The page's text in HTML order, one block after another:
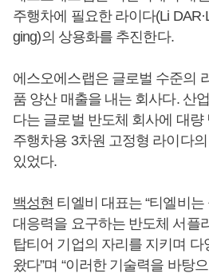
주행차에 필요한 라이다(Li
ging)의 상용화를 추진한다.
에스오에스랩은 글로벌 수준의
품 양산 매출을 내는 회사다. 산
다는 글로벌 반도체 회사에 대량
주행차용 3차원 고정형 라이다
있었다.
백성현 티엘비 대표는 “티엘비
대응력을 요구하는 반도체 서플
탑티어 기업의 자리를 지키며 다
왔다”며 “이러한 기술력을 바탕